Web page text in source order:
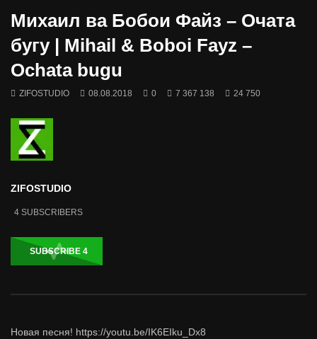
Михаил ва Бобои Файз – Очата
бугу | Mihail & Boboi Fayz –
Ochata bugu
ZIFOSTUDIO 08.08.2018 0 7 367 138 24 750
ZIFOSTUDIO
4 SUBSCRIBERS
SUBSCRIBE 4
Новая песня! https://youtu.be/IK6EIku_Dx8